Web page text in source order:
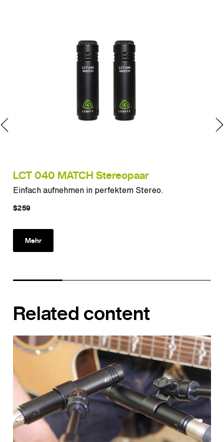
LCT 040 MATCH Stereopaar
Einfach aufnehmen in perfektem Stereo.
$259
Mehr
Related content